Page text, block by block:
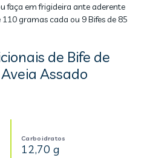
faça em frigideira ante aderente
110 gramas cada ou 9 Bifes de 85
de Bife de
Assado
Carboidratos
12,70 g